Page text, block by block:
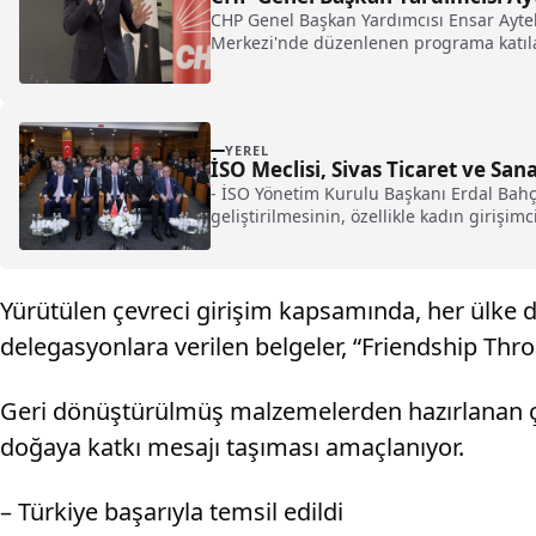
CHP Genel Başkan Yardımcısı Ensar
Merkezi'nde düzenlenen programa
YEREL
İSO Meclisi, Sivas Ticaret ve
- İSO Yönetim Kurulu Başkanı Erdal
geliştirilmesinin, özellikle kadın
Yürütülen çevreci girişim kapsamında, her ülke
delegasyonlara verilen belgeler, “Friendship
Geri dönüştürülmüş malzemelerden
doğaya katkı mesajı taşıması amaçlanıyor.
– Türkiye başarıyla temsil edildi